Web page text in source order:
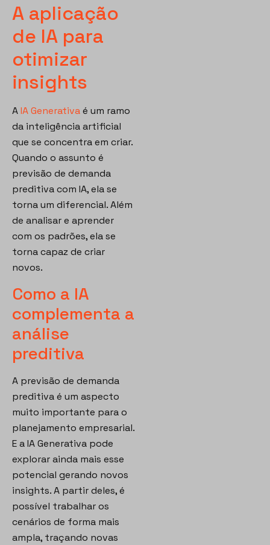
A aplicação
de IA para
otimizar
insights
AIA Generativaé um ramo
da inteligência artificial
que se concentra em criar.
Quando o assunto é
previsão de demanda
preditiva com IA, ela se
torna um diferencial. Além
de analisar e aprender
com os padrões, ela se
torna capaz de criar
novos.
Como a IA
complementa a
análise
preditiva
A previsão de demanda
preditiva é um aspecto
muito importante para o
planejamento empresarial.
E a IA Generativa pode
explorar ainda mais esse
potencial gerando novos
insights. A partir deles, é
possível trabalhar os
cenários de forma mais
ampla, traçando novas